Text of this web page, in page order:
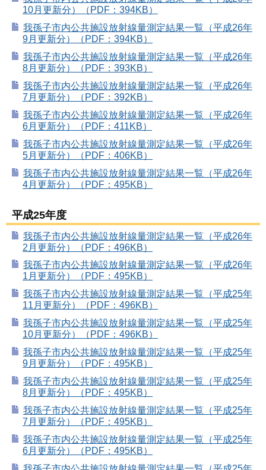
10月更新分）（PDF：394KB）
我孫子市内公共施設放射線量測定結果一覧（平成26年
9月更新分）（PDF：394KB）
我孫子市内公共施設放射線量測定結果一覧（平成26年
8月更新分）（PDF：393KB）
我孫子市内公共施設放射線量測定結果一覧（平成26年
7月更新分）（PDF：392KB）
我孫子市内公共施設放射線量測定結果一覧（平成26年
6月更新分）（PDF：411KB）
我孫子市内公共施設放射線量測定結果一覧（平成26年
5月更新分）（PDF：406KB）
我孫子市内公共施設放射線量測定結果一覧（平成26年
4月更新分）（PDF：495KB）
平成25年度
我孫子市内公共施設放射線量測定結果一覧（平成26年
2月更新分）（PDF：496KB）
我孫子市内公共施設放射線量測定結果一覧（平成26年
1月更新分）（PDF：495KB）
我孫子市内公共施設放射線量測定結果一覧（平成25年
11月更新分）（PDF：496KB）
我孫子市内公共施設放射線量測定結果一覧（平成25年
10月更新分）（PDF：496KB）
我孫子市内公共施設放射線量測定結果一覧（平成25年
9月更新分）（PDF：495KB）
我孫子市内公共施設放射線量測定結果一覧（平成25年
8月更新分）（PDF：495KB）
我孫子市内公共施設放射線量測定結果一覧（平成25年
7月更新分）（PDF：495KB）
我孫子市内公共施設放射線量測定結果一覧（平成25年
6月更新分）（PDF：495KB）